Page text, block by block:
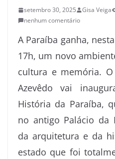
setembro 30, 2025 Gisa Veiga
nenhum comentário
A Paraíba ganha,
17h, um novo
cultura e memória. O
Azevêdo vai
História da Paraíba,
no antigo Palácio da
da arquitetura e da
estado que foi